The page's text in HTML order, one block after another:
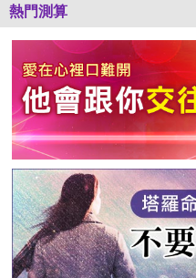
熱門測算